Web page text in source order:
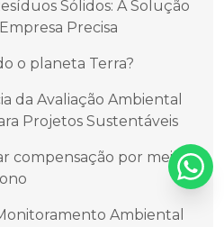
Sólidos: A Solução
Precisa
o planeta Terra?
da Avaliação Ambiental
Projetos Sustentáveis
compensação por meio
Ambiental